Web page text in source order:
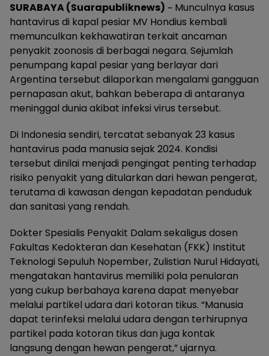
SURABAYA (Suarapubliknews) ~ Munculnya kasus
hantavirus di kapal pesiar MV Hondius kembali
memunculkan kekhawatiran terkait ancaman
penyakit zoonosis di berbagai negara. Sejumlah
penumpang kapal pesiar yang berlayar dari
Argentina tersebut dilaporkan mengalami gangguan
pernapasan akut, bahkan beberapa di antaranya
meninggal dunia akibat infeksi virus tersebut.
Di Indonesia sendiri, tercatat sebanyak 23 kasus
hantavirus pada manusia sejak 2024. Kondisi
tersebut dinilai menjadi pengingat penting terhadap
risiko penyakit yang ditularkan dari hewan pengerat,
terutama di kawasan dengan kepadatan penduduk
dan sanitasi yang rendah.
Dokter Spesialis Penyakit Dalam sekaligus dosen
Fakultas Kedokteran dan Kesehatan (FKK) Institut
Teknologi Sepuluh Nopember, Zulistian Nurul Hidayati,
mengatakan hantavirus memiliki pola penularan
yang cukup berbahaya karena dapat menyebar
melalui partikel udara dari kotoran tikus. “Manusia
dapat terinfeksi melalui udara dengan terhirupnya
partikel pada kotoran tikus dan juga kontak
langsung dengan hewan pengerat,” ujarnya.